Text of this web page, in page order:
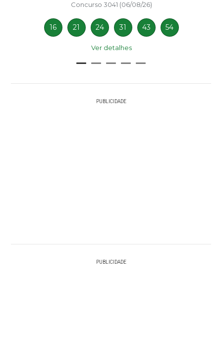
Concurso 3041 (06/08/26)
16 21 24 31 43 54
Ver detalhes
PUBLICIDADE
PUBLICIDADE